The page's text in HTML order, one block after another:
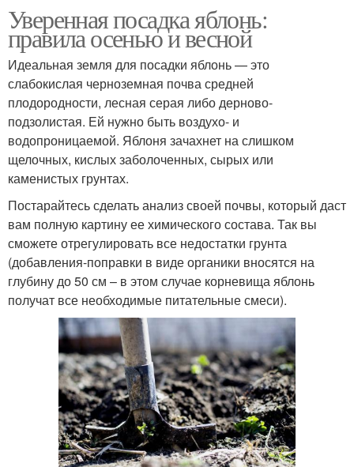
Уверенная посадка яблонь:
правила осенью и весной
Идеальная земля для посадки яблонь — это
слабокислая черноземная почва средней
плодородности, лесная серая либо дерново-
подзолистая. Ей нужно быть воздухо- и
водопроницаемой. Яблоня зачахнет на слишком
щелочных, кислых заболоченных, сырых или
каменистых грунтах.
Постарайтесь сделать анализ своей почвы, который даст
вам полную картину ее химического состава. Так вы
сможете отрегулировать все недостатки грунта
(добавления-поправки в виде органики вносятся на
глубину до 50 см – в этом случае корневища яблонь
получат все необходимые питательные смеси).